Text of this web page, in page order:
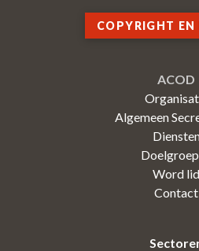
COPYRIGHT EN
ACOD
Algemeen
Word lid
Contact